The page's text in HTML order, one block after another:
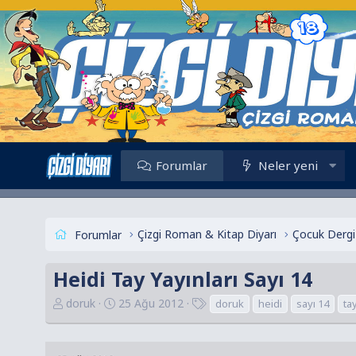
Forumlar Neler yeni
Forumlar Çizgi Roman & Kitap Diyarı Çocuk
Heidi Tay Yayınları Sayı 14
K
doruk
B
25 Ağu 2012 doruk heidi sayı 14